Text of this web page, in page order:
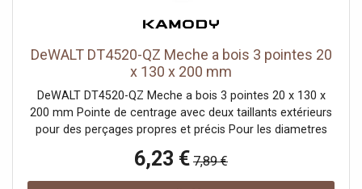
DeWALT DT4520-QZ Meche a bois 3 pointes 20
x 130 x 200 mm
DeWALT DT4520-QZ Meche a bois 3 pointes 20 x 130 x
200 mm Pointe de centrage avec deux taillants extérieurs
pour des perçages propres et précis Pour les diametres
Fabriquées en alliage au chrome-vanadium Spécificités
Diametre 20 mm Type de flute 2 Hélice Type de tete
6,23 € 7,89 €